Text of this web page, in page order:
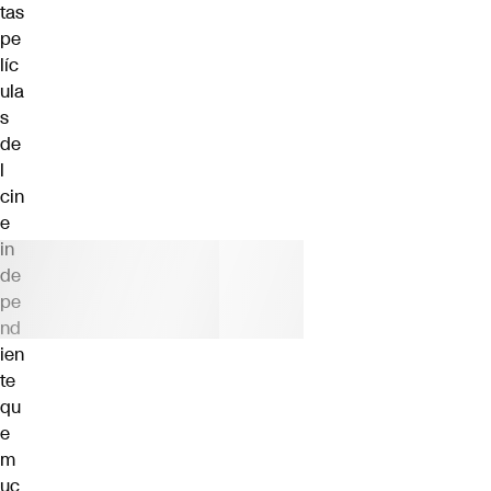
tas
pe
líc
ula
s
de
l
cin
e
in
de
pe
nd
ien
te
qu
e
m
uc